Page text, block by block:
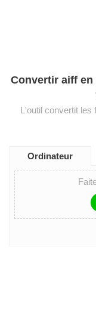
Convertir aiff en
L'outil convertit les
Ordinateur